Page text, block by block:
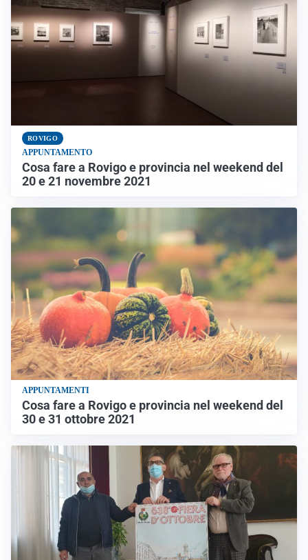
ROVIGO
APPUNTAMENTO
Cosa fare a Rovigo e provincia nel weekend del
20 e 21 novembre 2021
APPUNTAMENTI
Cosa fare a Rovigo e provincia nel weekend del
30 e 31 ottobre 2021